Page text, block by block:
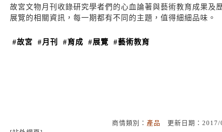
故宮文物月刊收錄研究學者們的心血論著與藝術教育成果及
展覽的相關資訊，每一期都有不同的主題，值得細細品味。
#故宮 #月刊 #育成 #展覽 #藝術教育
商情類別： 產品
更新日期：